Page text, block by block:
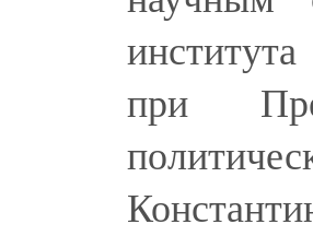
при